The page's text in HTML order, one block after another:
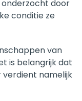
door
conditie ze
van
is belangrijk dat
verdient namelijk